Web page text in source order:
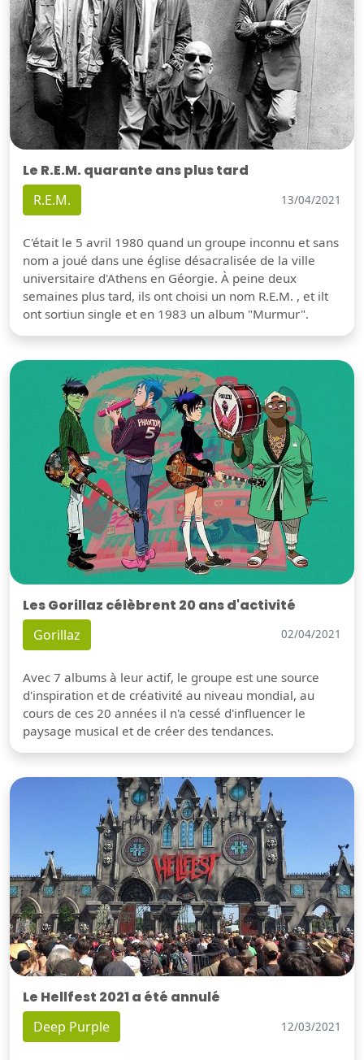
Le R.E.M. quarante ans plus tard
R.E.M. 13/04/2021
C'était le 5 avril 1980 quand un groupe inconnu et sans
nom a joué dans une église désacralisée de la ville
universitaire d'Athens en Géorgie. À peine deux
semaines plus tard, ils ont choisi un nom R.E.M. , et ilt
ont sortiun single et en 1983 un album "Murmur".
Les Gorillaz célèbrent 20 ans d'activité
Gorillaz 02/04/2021
Avec 7 albums à leur actif, le groupe est une source
d'inspiration et de créativité au niveau mondial, au
cours de ces 20 années il n'a cessé d'influencer le
paysage musical et de créer des tendances.
Le Hellfest 2021 a été annulé
Deep Purple 12/03/2021